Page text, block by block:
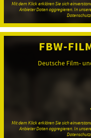
Mit dem Klick erklären Sie sich
Anbieter Daten aggregieren. In
FBW-
Deutsche Film-
Mit dem Klick erklären Sie sich
Anbieter Daten aggregieren. In